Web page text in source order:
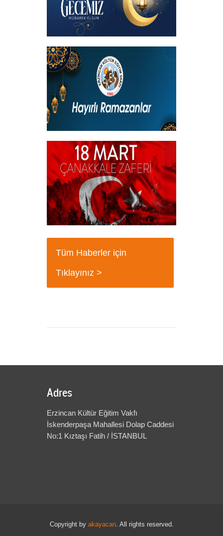
Kadir Gecemiz Mübarek Olsun
+
Hayırlı Ramazanlar
+
18 Mart Çanakkale Şehitleri Mesajı
+
Tüm Haberler için
Tıklayınız >
Adres
Erzincan Kültür Eğitim Vakfı
İskenderpaşa Mahallesi Dolap Caddesi
No:1 Kıztaşı Fatih / İSTANBUL
Copyright by akayacan. All rights reserved.